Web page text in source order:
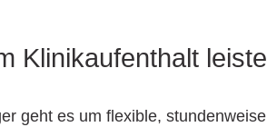
Klinikaufenthalt
geht es um flexible,